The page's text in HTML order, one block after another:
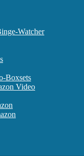
Watcher
Boxsets
Video